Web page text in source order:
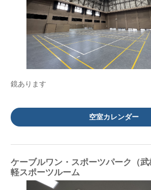
鏡あります
空室カレンダー
ケーブルワン・スポーツパーク（武
軽スポーツルーム